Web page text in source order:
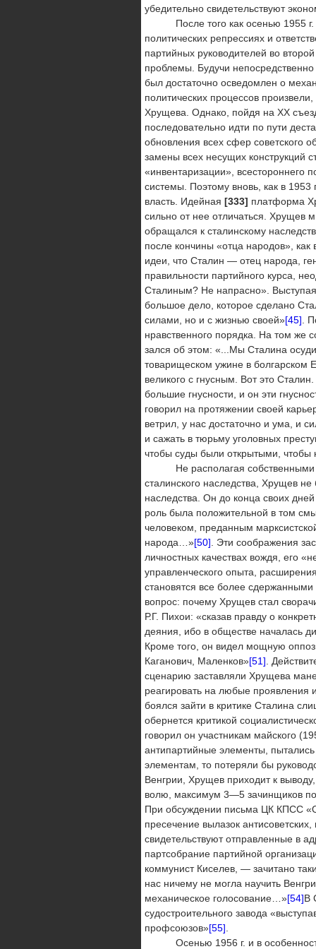
убедительно свидетельствуют
После того как осенью 1955 г.
политических репрессиях и
партийных руководителей во
проблемы. Будучи
был достаточно осведом­лен о
политических процессов
Хрущева. Однако, пойдя на ХХ
последовательно идти по пути
обновления всех сфер советского
замены всех несущих конструкций
«инвентаризации», всестороннего
системы. Поэтому вновь, как в
власть. Идейная [333] платформа
сильно от нее отличаться. Хрущев
обращался к сталинскому
после кончины «отца народов»,
идеи, что Сталин — отец народа,
правильности партийного курса,
Сталиным? Не напрас­но».
большое дело, которое сделано
силами, но и с жизнью своей»[45] .
нравственного порядка. На том
зался об этом: «...Мы Сталина
товарищеском ужине в болгарском
великого с гнусным. Вот это
большие гнус­ности, и он эти
говорил на протяжении своей
ветрил, у нас достаточно и ума, и
и сажать в тюрьму уголовных
чтобы суды были открытыми,
Не располагая собственными
сталинского наследства, Хрущев
наследства. Он до конца своих
роль была положительной в том
человеком, пре­данным
народа…»[50] . Эти соображения
личностных качествах вождя, его
управленческого опыта,
становятся все более
вопрос: почему Хрущев стал
Р.Г. Пихои: «сказав правду о
деяния, ибо в обществе началась
Кроме того, он видел мощную
Каганович, Ма­ленков»[51] .
сценарию заставляли Хрущева
реагировать на любые проявления
боялся зай­ти в критике Сталина
обернется критикой
говорил он участникам майского
анти­партийные элементы,
элементам, то потеряли бы
Венгрии, Хрущев приходит к
волю, максимум 3—5 зачинщиков
При обсуждении пись­ма ЦК КПСС
пресечение вылазок
свидетельствуют отправленные в
партсобрание партийной
коммунист Киселев, — зачитано
нас ничему не могла научить
механическое голосо­вание…»[54]В
судостроительного завода
профсоюзов»[55]
Осенью 1956 г. и в особенности